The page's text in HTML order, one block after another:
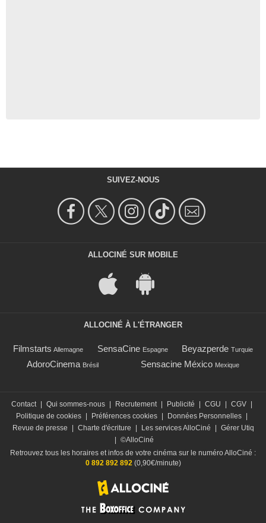
SUIVEZ-NOUS
ALLOCINÉ SUR MOBILE
ALLOCINÉ À L'ÉTRANGER
Filmstarts Allemagne SensaCine Espagne Beyazperde Turquie
AdoroCinema Brésil Sensacine México Mexique
Contact Qui sommes-nous Recrutement Publicité CGU CGV
Politique de cookies
Préférences cookies Données Personnelles
Revue de presse
Charte d'écriture Les services AlloCiné
Gérer Utiq
©AlloCiné
Retrouvez tous les horaires et infos de votre cinéma sur le numéro AlloCiné :
0 892 892 892(0,90€/minute)